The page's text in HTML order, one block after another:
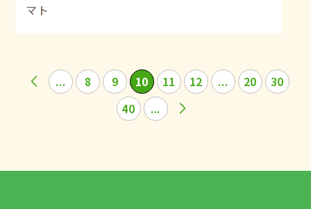
マト
... 8 9 10 11 12 ... 20
30
40
...